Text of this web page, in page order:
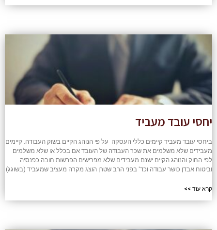
יחסי עובד מעביד
ביחסי עובד מעביד קיימים כללי העסקה על פי הנוהג הקיים בשוק העבודה. קיימים
מעבידים שלא משלמים את שכר העבודה של העובד אם בכלל או שלא משלמים
לפי החוק והנוהג הקיים ישנם מעבידים שלא מפרישים הפרשות חובה כפנסיה
וביטוח אבדן כושר עבודה וכד' בפני הרב שטרן הוצג מקרה מעציב שמעביד (בשוגג)
קרא עוד >>